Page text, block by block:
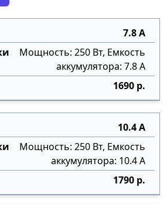
7.8 А
Мощность: 250 Вт, Емкость
аккумулятора: 7.8 А
1690 р.
10.4 А
Мощность: 250 Вт, Емкость
аккумулятора: 10.4 А
1790 р.